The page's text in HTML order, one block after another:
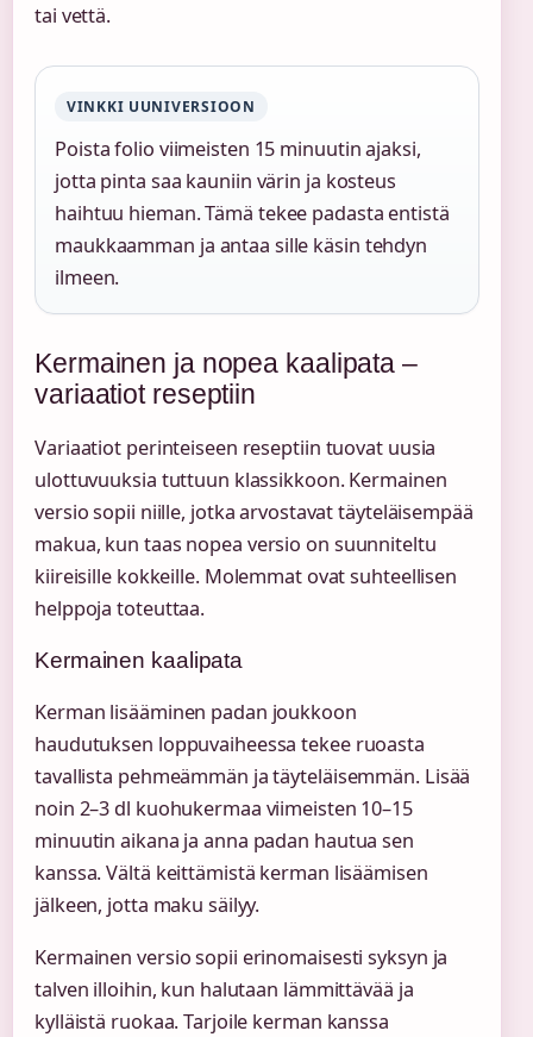
tai vettä.
VINKKI UUNIVERSIOON
Poista folio viimeisten 15 minuutin ajaksi,
jotta pinta saa kauniin värin ja kosteus
haihtuu hieman. Tämä tekee padasta entistä
maukkaamman ja antaa sille käsin tehdyn
ilmeen.
Kermainen ja nopea kaalipata –
variaatiot reseptiin
Variaatiot perinteiseen reseptiin tuovat uusia
ulottuvuuksia tuttuun klassikkoon. Kermainen
versio sopii niille, jotka arvostavat täyteläisempää
makua, kun taas nopea versio on suunniteltu
kiireisille kokkeille. Molemmat ovat suhteellisen
helppoja toteuttaa.
Kermainen kaalipata
Kerman lisääminen padan joukkoon
haudutuksen loppuvaiheessa tekee ruoasta
tavallista pehmeämmän ja täyteläisemmän. Lisää
noin 2–3 dl kuohukermaa viimeisten 10–15
minuutin aikana ja anna padan hautua sen
kanssa. Vältä keittämistä kerman lisäämisen
jälkeen, jotta maku säilyy.
Kermainen versio sopii erinomaisesti syksyn ja
talven illoihin, kun halutaan lämmittävää ja
kylläistä ruokaa. Tarjoile kerman kanssa